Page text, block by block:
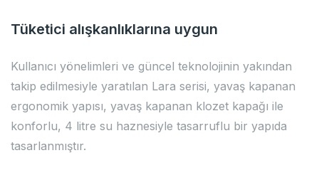
Tüketici alışkanlıklarına uygun
Kullanıcı yönelimleri ve güncel teknolojinin yakından
takip edilmesiyle yaratılan Lara serisi, yavaş kapanan
ergonomik yapısı, yavaş kapanan klozet kapağı ile
konforlu, 4 litre su haznesiyle tasarruflu bir yapıda
tasarlanmıştır.